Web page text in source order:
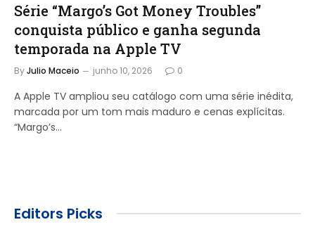
Série “Margo’s Got Money Troubles”
conquista público e ganha segunda
temporada na Apple TV
ByJulio Maceio junho 10, 2026 0
A Apple TV ampliou seu catálogo com uma série inédita,
marcada por um tom mais maduro e cenas explícitas.
“Margo’s…
Editors Picks